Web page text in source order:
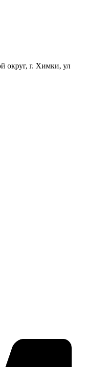
округ, г. Химки, ул